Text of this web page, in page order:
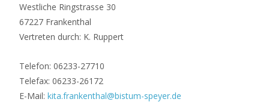
Westliche Ringstrasse 30
67227 Frankenthal
Vertreten durch: K. Ruppert
Telefon: 06233-27710
Telefax: 06233-26172
E-Mail: kita.frankenthal@bistum-speyer.de